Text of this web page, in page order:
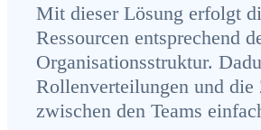
Mit dieser Lösung erfolgt
Ressourcen entsprechend
Organisationsstruktur.
Rollenverteilungen und die
zwischen den Teams